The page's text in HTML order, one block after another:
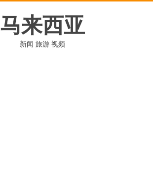
马来西亚
新闻 旅游 视频